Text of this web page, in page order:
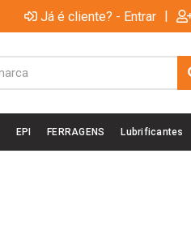
Já é cliente? - Entrar |
EPI FERRAGENS Lubrificantes